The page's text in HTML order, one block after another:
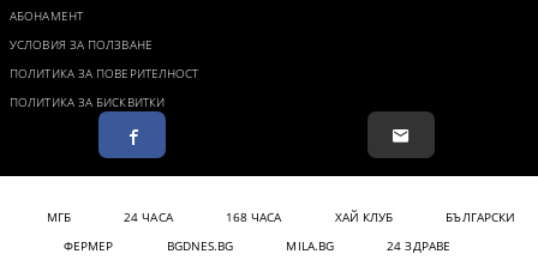
АБОНАМЕНТ
УСЛОВИЯ ЗА ПОЛЗВАНЕ
ПОЛИТИКА ЗА ПОВЕРИТЕЛНОСТ
ПОЛИТИКА ЗА БИСКВИТКИ
МГБ 24 ЧАСА 168 ЧАСА ХАЙ КЛУБ
БЪЛГАРСКИ
ФЕРМЕР
BGDNES.BG MILA.BG 24 ЗДРАВЕ